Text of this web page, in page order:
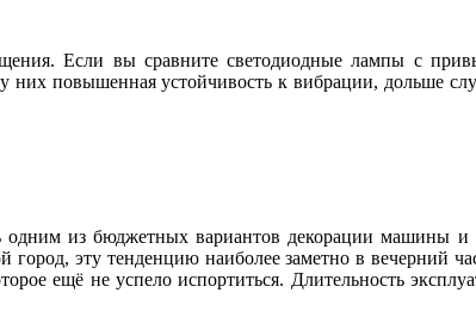
Если вы сравните светодиодные лампы с
повышенная устойчивость к вибрации, дольше
из бюджетных вариантов декорации машины и
эту тенденцию наиболее заметно в вечерний
ещё не успело испортиться. Длительность